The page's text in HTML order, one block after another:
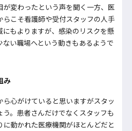
が変わったという声を聞く一方、医
らこそ看護師や受付スタッフの人手
もよりますが、感染のリスクを懸
い職場へという動きもあるようで
み
心がけていると思いますがスタッ
う。患者さんだけでなくスタッフも
動かれた医療機関がほとんどだと